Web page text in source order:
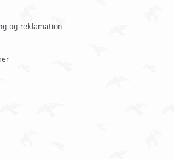
og reklamation